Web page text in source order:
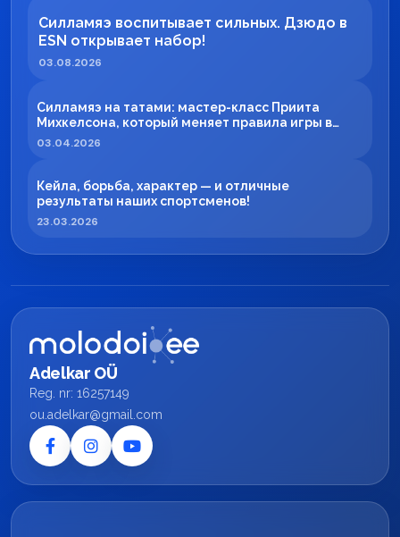
Силламяэ воспитывает сильных. Дзюдо в
ESN открывает набор!
03.08.2026
Силламяэ на татами: мастер-класс Приита
Михкелсона, который меняет правила игры в
регионе
03.04.2026
Кейла, борьба, характер — и отличные
результаты наших спортсменов!
23.03.2026
Adelkar OÜ
Reg. nr: 16257149
ou.adelkar@gmail.com